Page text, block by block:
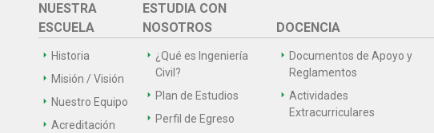
NUESTRA
ESCUELA
Historia
Misión / Visión
Nuestro Equipo
Acreditación
ESTUDIA CON
NOSOTROS
¿Qué es Ingeniería
Civil?
Plan de Estudios
Perfil de Egreso
DOCENCIA
Documentos de Apoyo y
Reglamentos
Actividades
Extracurriculares